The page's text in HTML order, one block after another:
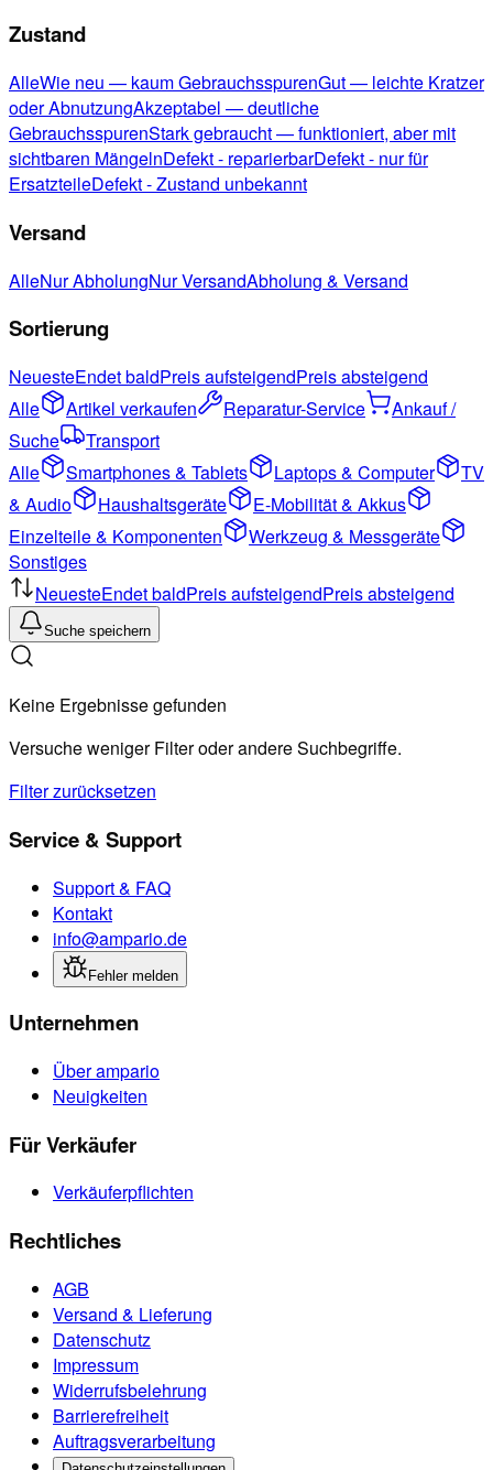
Zustand
AlleWie neu — kaum GebrauchsspurenGut — leichte Kratzer
oder AbnutzungAkzeptabel — deutliche
GebrauchsspurenStark gebraucht — funktioniert, aber mit
sichtbaren MängelnDefekt - reparierbarDefekt - nur für
ErsatzteileDefekt - Zustand unbekannt
Versand
AlleNur AbholungNur VersandAbholung & Versand
Sortierung
NeuesteEndet baldPreis aufsteigendPreis absteigend
Alle
Artikel verkaufen Reparatur-Service
Ankauf /
Suche
Transport
Alle
Smartphones & Tablets Laptops & Computer
TV
& Audio
Haushaltsgeräte
E-Mobilität & Akkus
Einzelteile & Komponenten
Werkzeug & Messgeräte
Sonstiges
NeuesteEndet baldPreis aufsteigendPreis absteigend
Suche speichern
Keine Ergebnisse gefunden
Versuche weniger Filter oder andere Suchbegriffe.
Filter zurücksetzen
Service & Support
Support & FAQ
Kontakt
info@ampario.de
Fehler melden
Unternehmen
Über ampario
Neuigkeiten
Für Verkäufer
Verkäuferpflichten
Rechtliches
AGB
Versand & Lieferung
Datenschutz
Impressum
Widerrufsbelehrung
Barrierefreiheit
Auftragsverarbeitung